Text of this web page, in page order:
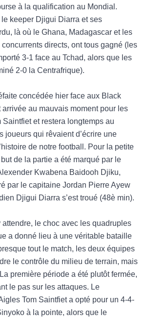
à la qualification au Mondial.
keeper Djigui Diarra et ses
là où le Ghana, Madagascar et les
directs, ont tous gagné (les
3-1 face au Tchad, alors que les
2-0 la Centrafrique).
concédée hier face aux Black
au mauvais moment pour les
et restera longtemps au
joueurs qui rêvaient d’écrire une
de notre football. Pour la petite
de la partie a été marqué par le
Kwabena Baidooh Djiku,
par le capitaine Jordan Pierre Ayew
Djigui Diarra s’est troué (48è min).
attendre, le choc avec les quadruples
a donné lieu à une véritable bataille
tout le match, les deux équipes
le contrôle du milieu de terrain, mais
première période a été plutôt fermée,
le pas sur les attaques. Le
Tom Saintfiet a opté pour un 4-4-
à la pointe, alors que le